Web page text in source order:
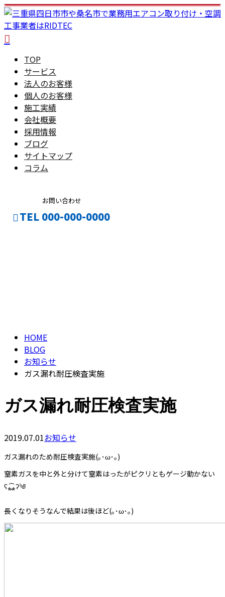
TOP
サービス
法人のお客様
個人のお客様
施工実績
会社概要
採用情報
ブログ
サイトマップ
コラム
お問い合わせ
TEL 000-000-0000
HOME
BLOG
お知らせ
ガス漏れ耐圧検査実施
ガス漏れ耐圧検査実施
2019.07.01お知らせ
ガス漏れのため耐圧検査実施(｡･ω･｡)
窒素ガスを中と外と分けて窒素はったがピクリともゲージ動かない
ʕ⁎̯͡⁎ʔ༄
長くなりそうなんで結果は後ほど(｡･ω･｡)